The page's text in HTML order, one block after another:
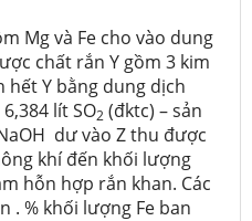
Mg và Fe cho vào dung
chất rắn Y gồm 3 kim
hết Y bằng dung dịch
lít SO2 (đktc) – sản
dư vào Z thu được
khí đến khối lượng
hỗn hợp rắn khan. Các
. % khối lượng Fe ban